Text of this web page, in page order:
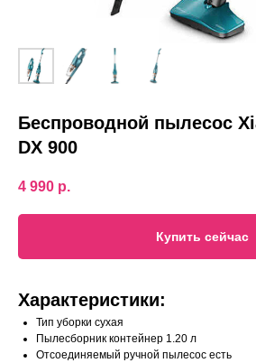
Беспроводной пылесос
DX 900
4 990 р.
Купить сейчас
Характеристики:
Тип уборки сухая
Пылесборник контейнер 1.20 л
Отсоединяемый ручной пылесос есть